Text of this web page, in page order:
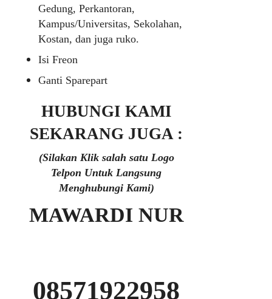
Gedung, Perkantoran,
Kampus/Universitas, Sekolahan,
Kostan, dan juga ruko.
Isi Freon
Ganti Sparepart
HUBUNGI KAMI
SEKARANG JUGA :
(Silakan Klik salah satu Logo
Telpon Untuk Langsung
Menghubungi Kami)
MAWARDI NUR
08571922958